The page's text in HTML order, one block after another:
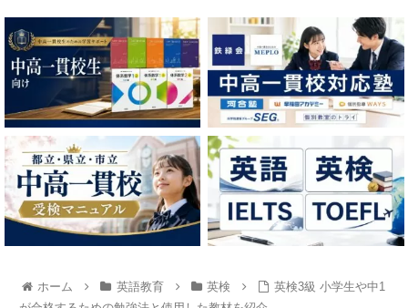
ホーム 英語教育 英検
英検3級 小学生や中1